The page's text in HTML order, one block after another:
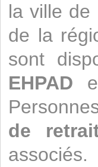
la ville de
de la
sont
EHPAD
de
associés.